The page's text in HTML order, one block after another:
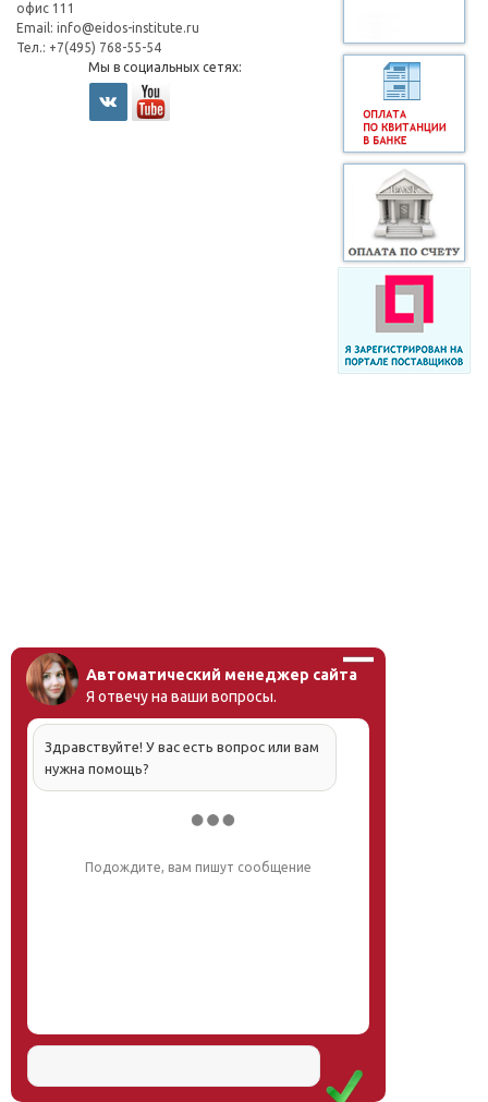
офис 111
Email: info@eidos-institute.ru
Тел.: +7(495) 768-55-54
Мы в социальных сетях:
Автоматический менеджер сайта
Я отвечу на ваши вопросы.
Здравствуйте! У вас есть вопрос или вам
нужна помощь?
Подождите, вам пишут сообщение